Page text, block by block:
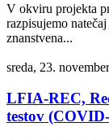
V okviru projekta
razpisujemo
znanstvena...
sreda, 23.
LFIA-REC,
testov